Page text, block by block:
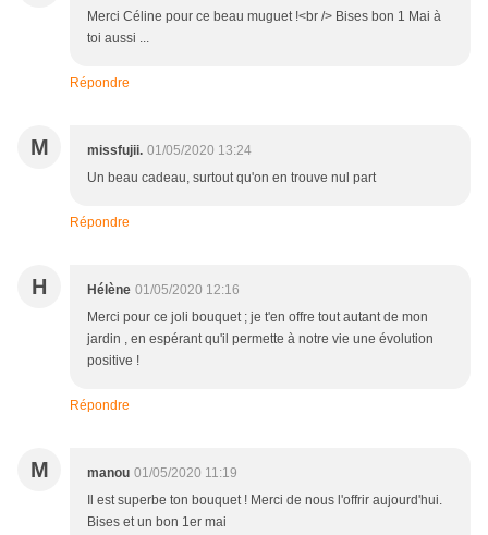
Merci Céline pour ce beau muguet !<br /> Bises bon 1 Mai à
toi aussi ...
Répondre
M missfujii. 01/05/2020 13:24
Un beau cadeau, surtout qu'on en trouve nul part
Répondre
H Hélène 01/05/2020 12:16
Merci pour ce joli bouquet ; je t'en offre tout autant de mon
jardin , en espérant qu'il permette à notre vie une évolution
positive !
Répondre
M manou 01/05/2020 11:19
Il est superbe ton bouquet ! Merci de nous l'offrir aujourd'hui.
Bises et un bon 1er mai